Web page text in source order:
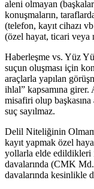
aleni olmayan
konuşmaların,
(telefon, kayıt cihazı
(özel hayat, ticari veya
Haberleşme vs. Yüz
suçun oluşması için
araçlarla yapılan
ihlal” kapsamına
misafiri olup
suç sayılmaz.
Delil Niteliğinin
kayıt yapmak özel
yollarla elde edildikleri
davalarında (CMK
davalarında kesinlikle